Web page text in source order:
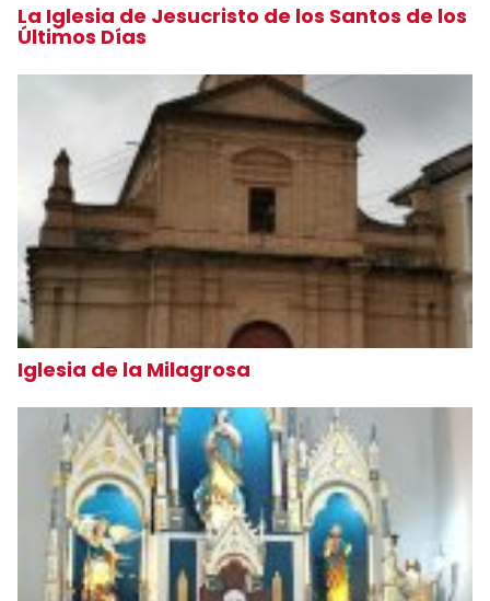
La Iglesia de Jesucristo de los Santos de los
Últimos Días
Iglesia de la Milagrosa